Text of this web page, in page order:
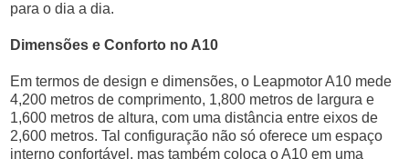
para o dia a dia.
Dimensões e Conforto no A10
Em termos de design e dimensões, o Leapmotor A10 mede
4,200 metros de comprimento, 1,800 metros de largura e
1,600 metros de altura, com uma distância entre eixos de
2,600 metros. Tal configuração não só oferece um espaço
interno confortável, mas também coloca o A10 em uma